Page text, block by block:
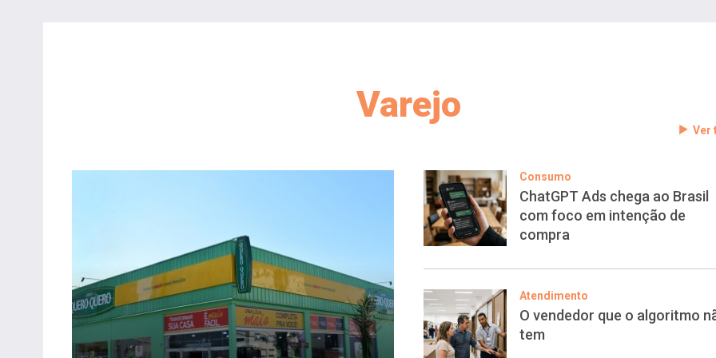
Varejo
Ver
Consumo
ChatGPT Ads chega ao Brasil
com foco em intenção de
compra
Atendimento
O vendedor que o algoritmo
tem